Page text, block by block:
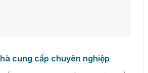
cung cấp chuyên nghiệp